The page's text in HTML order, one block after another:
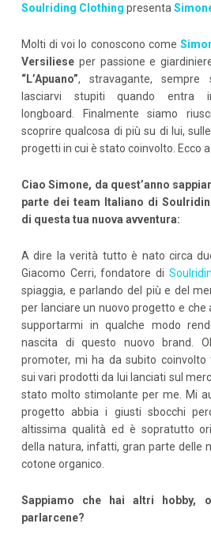
Soulriding Clothing presenta
Molti di voi lo conoscono come
Versiliese per passione e
“L’Apuano”, stravagante,
lasciarvi stupiti quando
longboard. Finalmente siamo
scoprire qualcosa di più su di lui,
progetti in cui è stato coinvolto. Ecco
Ciao Simone, da quest’anno
parte dei team Italiano di
di questa tua nuova avventura:
A dire la verità tutto è nato circa
Giacomo Cerri, fondatore di
spiaggia, e parlando del più e del
per lanciare un nuovo progetto e che
supportarmi in qualche modo
nascita di questo nuovo brand.
promoter, mi ha da subito coinvolto
sui vari prodotti da lui lanciati sul
stato molto stimolante per me. Mi
progetto abbia i giusti sbocchi
altissima qualità ed è sopratutto
della natura, infatti, gran parte delle
cotone organico.
Sappiamo che hai altri
parlarcene?